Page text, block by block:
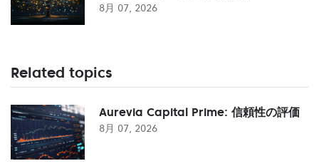
8月 07, 2026
Related topics
Aurevia Capital Prime: 信頼性の評価
8月 07, 2026